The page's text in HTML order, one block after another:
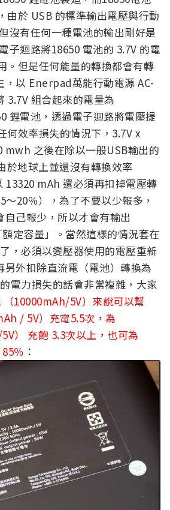
由於 USB 的標準輸出電壓與行動
沒有任何一種電池的輸出剛好是
子迴路將18650 電池的 3.7V 的電
。但是任何能量的轉換都會有轉
，以 Enerpad萬能行動電源 AC-
3.7V 組合起來的電量為
鋰電池，透過電子迴路將電壓提
何效率損失的情況下，3.7V x
mwh 之後在除以一般USB輸出的
於地球上並還沒有轉換效率
13320 mAh 還必須再扣掉電壓轉
20％），為了不要以少報多，
自己報少，所以才會有輸出
定容量」。當然這樣的情況套在
，必須以變壓器使用的電壓重新
外扣除直流電（電池）轉換為
電力損失的話會非常複雜，大家
（10000mAh/5V）來說可以幫
/ 5V）充電5.5次，為
） 充飽 3.3次以上，也可為
％ ：